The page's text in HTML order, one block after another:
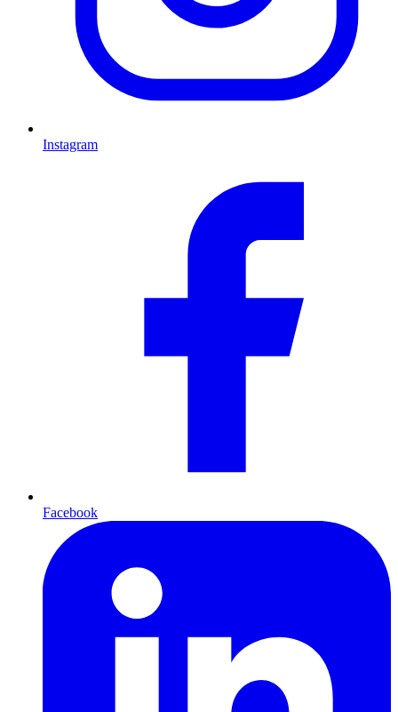
Instagram
Facebook